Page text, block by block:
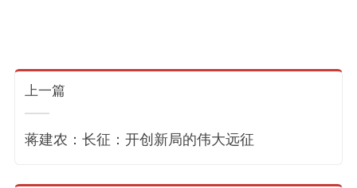
上一篇
蒋建农：长征：开创新局的伟大远征